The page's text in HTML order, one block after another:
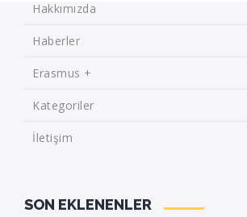
Hakkımızda
Haberler
Erasmus +
Kategoriler
İletişim
SON EKLENENLER